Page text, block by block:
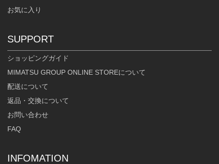
お気に入り
SUPPORT
ショッピングガイド
MIMATSU GROUP ONLINE STOREについて
配送について
返品・交換について
お問い合わせ
FAQ
INFOMATION